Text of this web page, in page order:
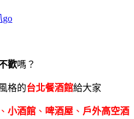
go
歡嗎？
格的台北餐酒館給大家
、 小酒館 、 啤酒屋 、 戶外高空酒